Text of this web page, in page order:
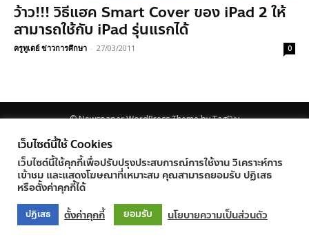
ว้าว!!! วิธีแฮค Smart Cover ของ iPad 2 ให้
สามารถใช้กับ iPad รุ่นแรกได้
ครูทูเดย์ ข่าวการศึกษา - 27/03/2011 0
© Newspaper WordPress Theme by TagDiv
เว็บไซต์นี้ใช้ Cookies
เว็บไซต์นี้ใช้คุกกี้เพื่อปรับปรุงประสบการณ์การใช้งาน วิเคราะห์การ
เข้าชม และแสดงโฆษณาที่เหมาะสม คุณสามารถยอมรับ ปฏิเสธ
หรือตั้งค่าคุกกี้ได้
ปฏิเสธ ตั้งค่าคุกกี้ ยอมรับ นโยบายความเป็นส่วนตัว